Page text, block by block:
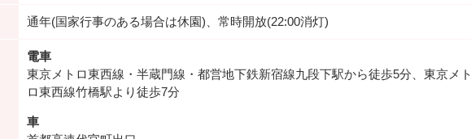
通年(国家行事のある場合は休園)、常時開放(22:00消灯)
電車
東京メトロ東西線・半蔵門線・都営地下鉄新宿線九段下駅から徒歩5分、東京メト
ロ東西線竹橋駅より徒歩7分
車